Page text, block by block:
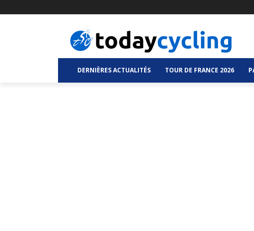
DERNIÈRES ACTUALITÉS TOUR DE FRANCE 2026